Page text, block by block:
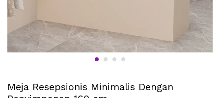
Meja Resepsionis Minimalis Dengan